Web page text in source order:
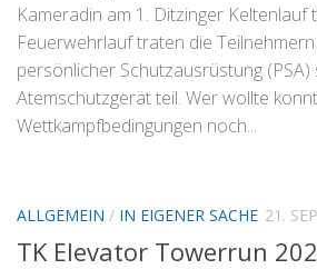
Kameradin am 1. Ditzinger Keltenlauf
Feuerwehrlauf traten die
persönlicher Schutzausrüstung (PSA)
Atemschutzgerät teil. Wer wollte
Wettkampfbedingungen noch...
ALLGEMEIN / IN EIGENER SACHE 21.
TK Elevator Towerrun